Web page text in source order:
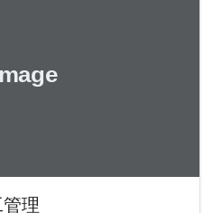
理